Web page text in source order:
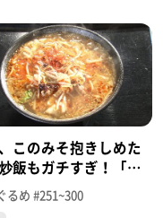
このみそ抱きしめた
飯もガチすぎ！「炎
ら）」（気仙沼市赤
兜）＃299【topoぐる
るめ #251~300